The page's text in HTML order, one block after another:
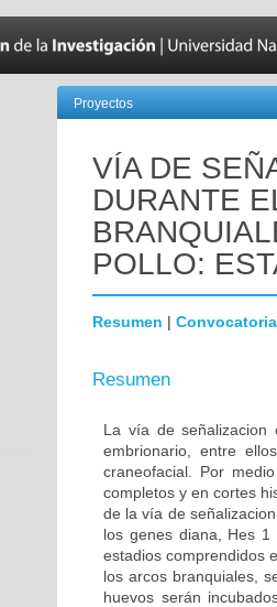
Proyectos
VÍA DE
DURANTE
POLLO:
Resumen | Convocatoria
Resumen
La vía de señalizacion
embrionario, entre
craneofacial. Por
completos y en cortes
de la vía de
los genes diana, Hes
estadios comprendidos
los arcos branquiales,
huevos serán